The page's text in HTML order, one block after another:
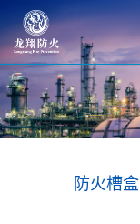
防火槽盒